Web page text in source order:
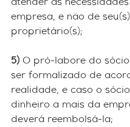
atender as
empresa, e não de seu(s)
proprietário(s);
5) O pró-labore do
ser formalizado de
realidade, e caso o
dinheiro a mais da
deverá reembolsá-la;